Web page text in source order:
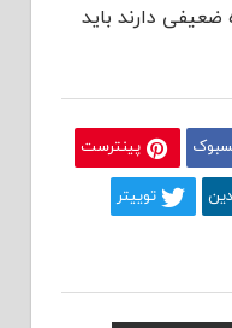
دارند باید
پینترست
توییتر